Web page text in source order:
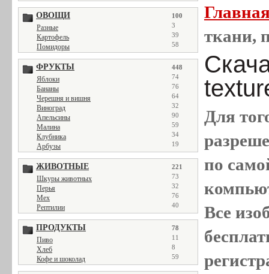
ОВОЩИ 100
Разные 3
Картофель 39
Помидоры 58
ФРУКТЫ 448
Яблоки 74
Бананы 76
Черешня и вишня 64
Виноград 32
Апельсины 90
Малина 59
Клубника 34
Арбузы 19
ЖИВОТНЫЕ 221
Шкуры животных 73
Перья 32
Мех 76
Рептилии 40
ПРОДУКТЫ 78
Пиво 11
Хлеб 8
Кофе и шоколад 59
ткани,
Для
по
Все